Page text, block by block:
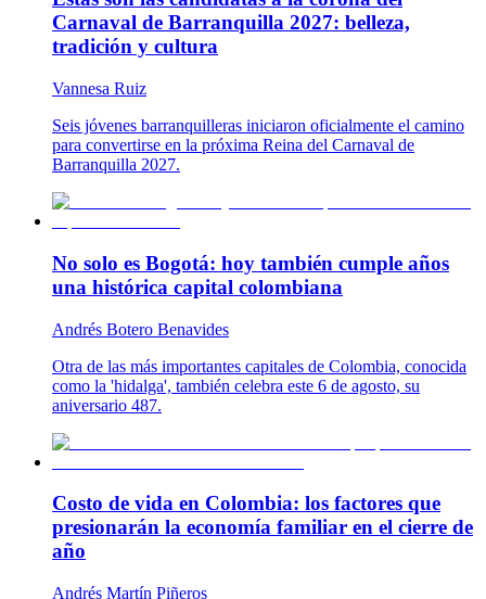
Carnaval de Barranquilla 2027: belleza,
tradición y cultura
Vannesa Ruiz
Seis jóvenes barranquilleras iniciaron oficialmente el camino
para convertirse en la próxima Reina del Carnaval de
Barranquilla 2027.
No solo es Bogotá: hoy también cumple años
una histórica capital colombiana
Andrés Botero Benavides
Otra de las más importantes capitales de Colombia, conocida
como la 'hidalga', también celebra este 6 de agosto, su
aniversario 487.
Costo de vida en Colombia: los factores que
presionarán la economía familiar en el cierre de
año
Andrés Martín Piñeros